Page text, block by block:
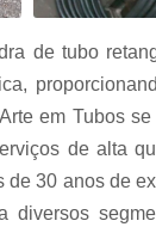
de tubo
em Tubos
de alta
de 30 anos de
diversos